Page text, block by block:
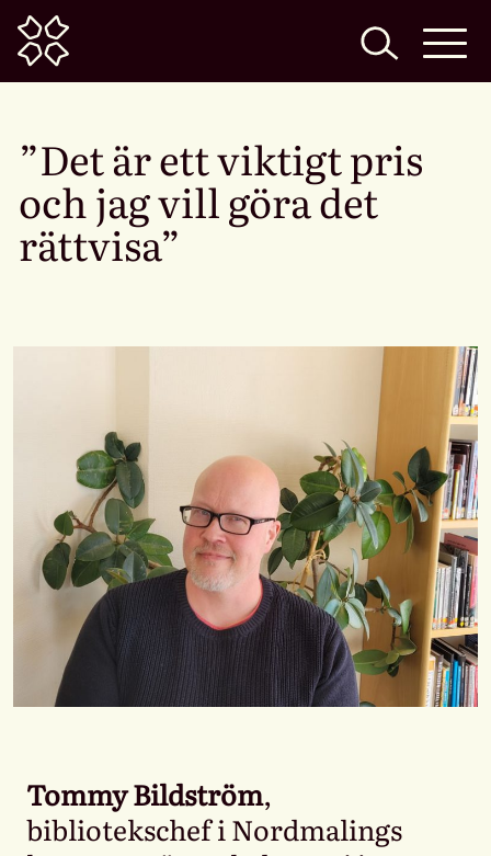
Home
”Det är ett viktigt pris
och jag vill göra det
rättvisa”
Tommy Bildström,
bibliotekschef i Nordmalings